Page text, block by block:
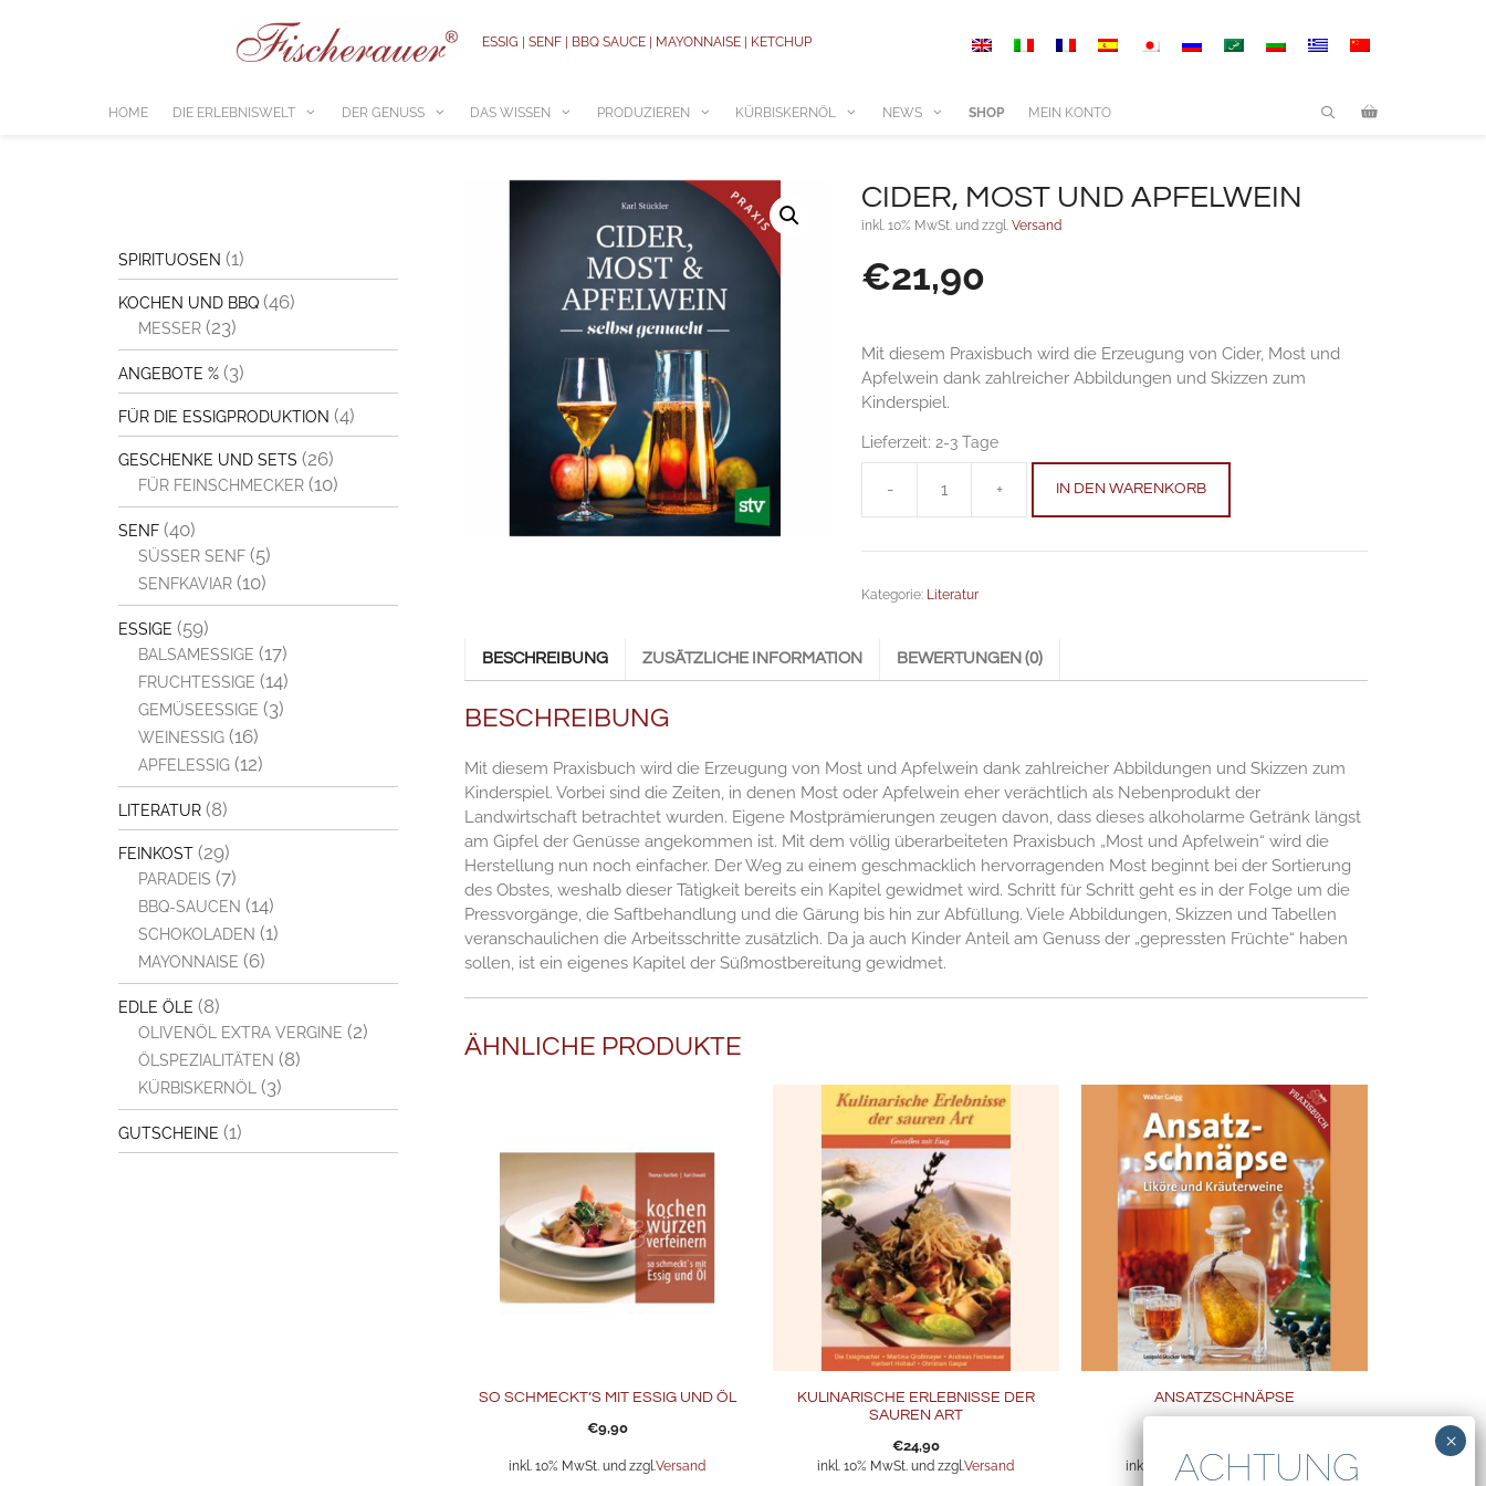
ESSIG | SENF | BBQ SAUCE | MAYONNAISE | KETCHUP
HOME DIE ERLEBNISWELT DER GENUSS DAS WISSEN PRODUZIEREN KÜRBISKERNÖL NEWS SHOP MEIN KONTO
CIDER, MOST UND APFELWEIN
inkl. 10% MwSt. und zzgl.Versand
€21,90
Mit diesem Praxisbuch wird die Erzeugung von Cider, Most und
Apfelwein dank zahlreicher Abbildungen und Skizzen zum
Kinderspiel.
Lieferzeit: 2-3 Tage
-
Most
und
Anzahl
+ IN DEN WARENKORB
Kategorie: Literatur
BESCHREIBUNG ZUSÄTZLICHE INFORMATION BEWERTUNGEN (0)
BESCHREIBUNG
Mit diesem Praxisbuch wird die Erzeugung von Most und Apfelwein dank zahlreicher Abbildungen und Skizzen zum
Kinderspiel. Vorbei sind die Zeiten, in denen Most oder Apfelwein eher verächtlich als Nebenprodukt der
Landwirtschaft betrachtet wurden. Eigene Mostprämierungen zeugen davon, dass dieses alkoholarme Getränk längst
am Gipfel der Genüsse angekommen ist. Mit dem völlig überarbeiteten Praxisbuch „Most und Apfelwein“ wird die
Herstellung nun noch einfacher. Der Weg zu einem geschmacklich hervorragenden Most beginnt bei der Sortierung
des Obstes, weshalb dieser Tätigkeit bereits ein Kapitel gewidmet wird. Schritt für Schritt geht es in der Folge um die
Pressvorgänge, die Saftbehandlung und die Gärung bis hin zur Abfüllung. Viele Abbildungen, Skizzen und Tabellen
veranschaulichen die Arbeitsschritte zusätzlich. Da ja auch Kinder Anteil am Genuss der „gepressten Früchte“ haben
sollen, ist ein eigenes Kapitel der Süßmostbereitung gewidmet.
ÄHNLICHE PRODUKTE
SO SCHMECKT’S MIT ESSIG UND ÖL
€9,90
inkl. 10% MwSt. und zzgl.Versand
KULINARISCHE ERLEBNISSE DER
SAUREN ART
€24,90
inkl. 10% MwSt. und zzgl.Versand
ANSATZSCHNÄPSE
inkl. 10% MwSt. und zzgl. Versand
SPIRITUOSEN (1)
KOCHEN UND BBQ (46)
MESSER (23)
ANGEBOTE % (3)
FÜR DIE ESSIGPRODUKTION (4)
GESCHENKE UND SETS (26)
FÜR FEINSCHMECKER (10)
SENF (40)
SÜSSER SENF (5)
SENFKAVIAR (10)
ESSIGE (59)
BALSAMESSIGE (17)
FRUCHTESSIGE (14)
GEMÜSEESSIGE (3)
WEINESSIG (16)
APFELESSIG (12)
LITERATUR (8)
FEINKOST (29)
PARADEIS (7)
BBQ-SAUCEN (14)
SCHOKOLADEN (1)
MAYONNAISE (6)
EDLE ÖLE (8)
OLIVENÖL EXTRA VERGINE (2)
ÖLSPEZIALITÄTEN (8)
KÜRBISKERNÖL (3)
GUTSCHEINE (1)
Anzahl